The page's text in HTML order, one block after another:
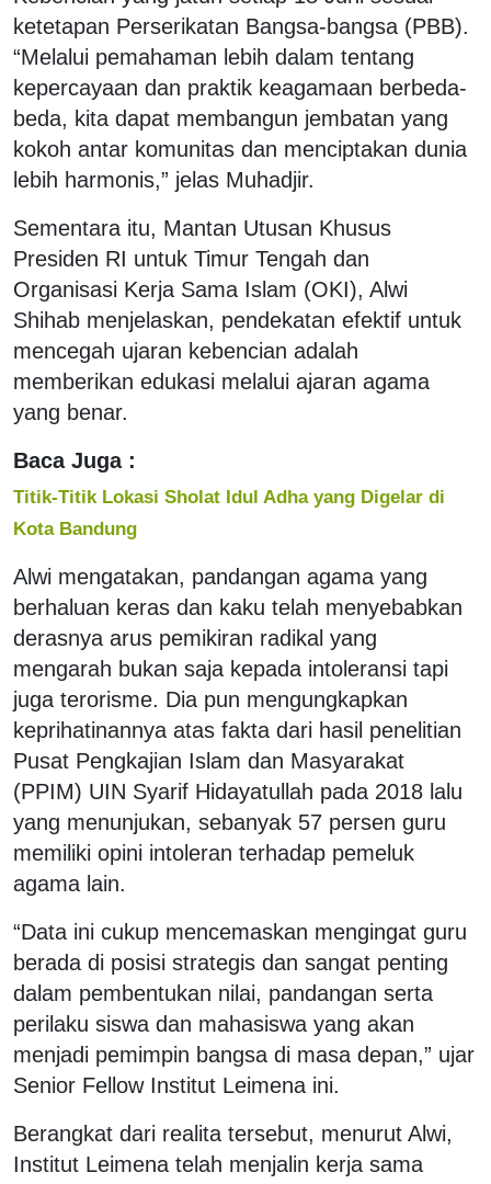
ketetapan Perserikatan Bangsa-bangsa (PBB).
“Melalui pemahaman lebih dalam tentang
kepercayaan dan praktik keagamaan berbeda-
beda, kita dapat membangun jembatan yang
kokoh antar komunitas dan menciptakan dunia
lebih harmonis,” jelas Muhadjir.
Sementara itu, Mantan Utusan Khusus
Presiden RI untuk Timur Tengah dan
Organisasi Kerja Sama Islam (OKI), Alwi
Shihab menjelaskan, pendekatan efektif untuk
mencegah ujaran kebencian adalah
memberikan edukasi melalui ajaran agama
yang benar.
Baca Juga :
Titik-Titik Lokasi Sholat Idul Adha yang Digelar di
Kota Bandung
Alwi mengatakan, pandangan agama yang
berhaluan keras dan kaku telah menyebabkan
derasnya arus pemikiran radikal yang
mengarah bukan saja kepada intoleransi tapi
juga terorisme. Dia pun mengungkapkan
keprihatinannya atas fakta dari hasil penelitian
Pusat Pengkajian Islam dan Masyarakat
(PPIM) UIN Syarif Hidayatullah pada 2018 lalu
yang menunjukan, sebanyak 57 persen guru
memiliki opini intoleran terhadap pemeluk
agama lain.
“Data ini cukup mencemaskan mengingat guru
berada di posisi strategis dan sangat penting
dalam pembentukan nilai, pandangan serta
perilaku siswa dan mahasiswa yang akan
menjadi pemimpin bangsa di masa depan,” ujar
Senior Fellow Institut Leimena ini.
Berangkat dari realita tersebut, menurut Alwi,
Institut Leimena telah menjalin kerja sama